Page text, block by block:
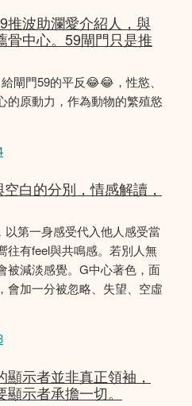
推波助瀾愛介紹人，與
骨中心。59閘門只是推
閘門59的平反😂😂，性慾、
的原動力，作為動物的繁殖慾
白的分別，情感解讀，
第一身感受代入他人感受當
往有feel與共鳴感。若別人無
被減淡感覺。G中心著色，面
會加一分被忽略、失望、空虛
示者並非真正領袖，
示者承擔一切。